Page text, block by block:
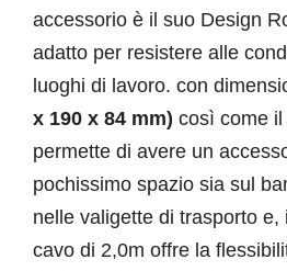
accessorio è il suo Design
adatto per resistere alle
luoghi di lavoro. con
x 190 x 84 mm) così come il
permette di avere un
pochissimo spazio sia sul
nelle valigette di trasporto e,
cavo di 2,0m offre la